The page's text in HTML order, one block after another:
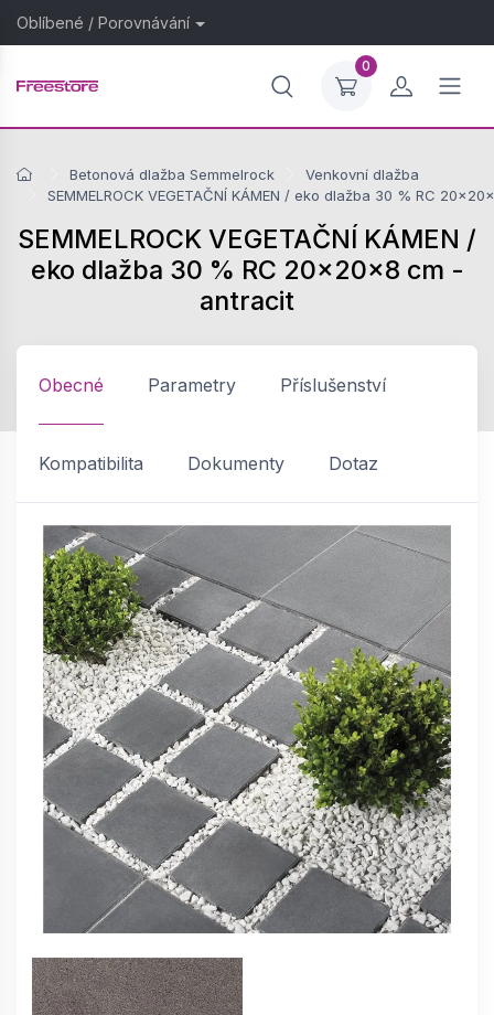
Oblíbené / Porovnávání
0
Betonová dlažba Semmelrock
Venkovní dlažba
SEMMELROCK VEGETAČNÍ KÁMEN / eko dlažba 30 % RC
SEMMELROCK VEGETAČNÍ KÁMEN /
eko dlažba 30 % RC 20x20x8 cm -
antracit
Obecné Parametry Příslušenství
Kompatibilita Dokumenty Dotaz